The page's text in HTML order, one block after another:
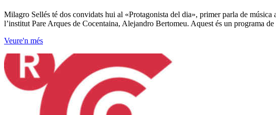
Milagro Sellés té dos convidats hui al «Protagonista del dia», primer parla de
l’institut Pare Arques de Cocentaina, Alejandro Bertomeu. Aquest és un programa
Veure'n més